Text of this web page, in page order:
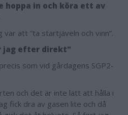
hoppa in och köra ett av
att ”ta startjäveln och vinn”.
jag efter direkt"
som vid gårdagens SGP2-
och det är inte lätt att hålla i
fick dra av gasen lite och då